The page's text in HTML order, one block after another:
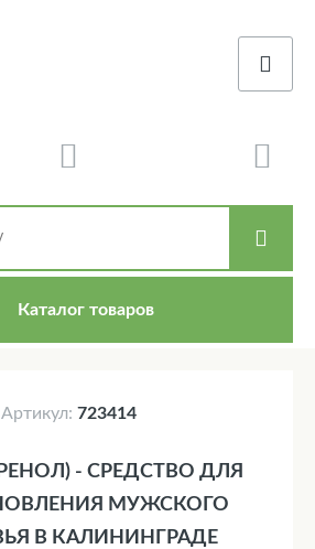
Каталог товаров
Артикул: 723414
- СРЕДСТВО ДЛЯ
МУЖСКОГО
В КАЛИНИНГРАДЕ